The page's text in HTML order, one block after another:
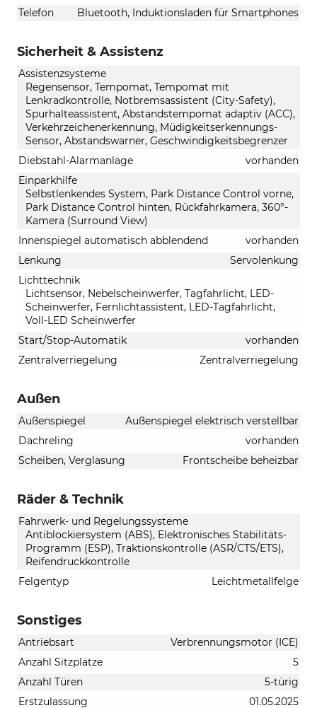
Telefon
Bluetooth, Induktionsladen für Smartphones
Sicherheit & Assistenz
Assistenzsysteme
Regensensor, Tempomat, Tempomat mit
Lenkradkontrolle, Notbremsassistent (City-Safety),
Spurhalteassistent, Abstandstempomat adaptiv (ACC),
Verkehrzeichenerkennung, Müdigkeitserkennungs-
Sensor, Abstandswarner, Geschwindigkeitsbegrenzer
Diebstahl-Alarmanlage
vorhanden
Einparkhilfe
Selbstlenkendes System, Park Distance Control vorne,
Park Distance Control hinten, Rückfahrkamera, 360°-
Kamera (Surround View)
Innenspiegel automatisch abblendend
vorhanden
Lenkung
Servolenkung
Lichttechnik
Lichtsensor, Nebelscheinwerfer, Tagfahrlicht, LED-
Scheinwerfer, Fernlichtassistent, LED-Tagfahrlicht,
Voll-LED Scheinwerfer
Start/Stop-Automatik
vorhanden
Zentralverriegelung
Zentralverriegelung
Außen
Außenspiegel
Außenspiegel elektrisch verstellbar
Dachreling
vorhanden
Scheiben, Verglasung
Frontscheibe beheizbar
Räder & Technik
Fahrwerk- und Regelungssysteme
Antiblockiersystem (ABS), Elektronisches Stabilitäts-
Programm (ESP), Traktionskontrolle (ASR/CTS/ETS),
Reifendruckkontrolle
Felgentyp
Leichtmetallfelge
Sonstiges
Antriebsart
Verbrennungsmotor (ICE)
Anzahl Sitzplätze
5
Anzahl Türen
5-türig
Erstzulassung
01.05.2025